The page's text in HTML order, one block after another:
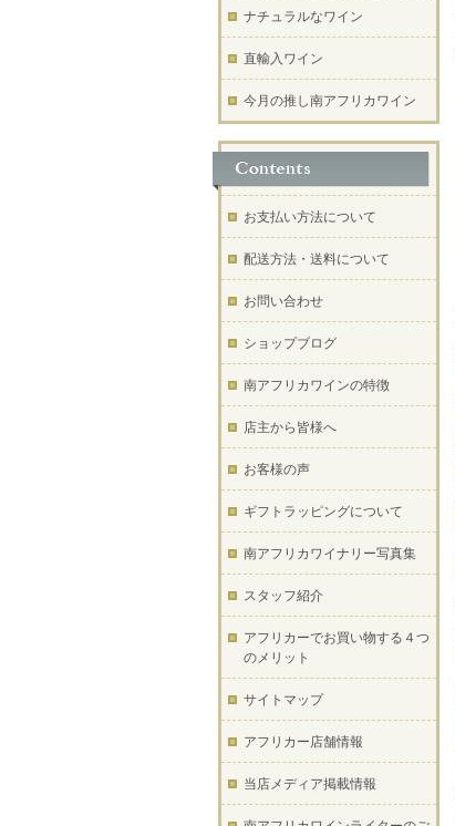
ナチュラルなワイン
直輸入ワイン
今月の推し南アフリカワイン
お支払い方法について
配送方法・送料について
お問い合わせ
ショップブログ
南アフリカワインの特徴
店主から皆様へ
お客様の声
ギフトラッピングについて
南アフリカワイナリー写真集
スタッフ紹介
アフリカーでお買い物する４つ
のメリット
サイトマップ
アフリカー店舗情報
当店メディア掲載情報